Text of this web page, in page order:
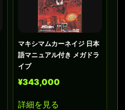
マキシマムカーネイジ 日本
語マニュアル付き メガドラ
イブ
¥343,000
詳細を見る